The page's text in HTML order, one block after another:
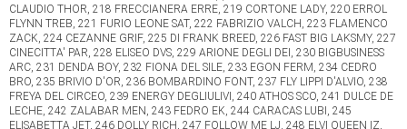
CLAUDIO THOR, 218 FRECCIANERA ERRE, 219 CORTONE LADY, 220 ERROL
FLYNN TREB, 221 FURIO LEONE SAT, 222 FABRIZIO VALCH, 223 FLAMENCO
ZACK, 224 CEZANNE GRIF, 225 DI FRANK BREED, 226 FAST BIG LAKSMY, 227
CINECITTA' PAR, 228 ELISEO DVS, 229 ARIONE DEGLI DEI, 230 BIGBUSINESS
ARC, 231 DENDA BOY, 232 FIONA DEL SILE, 233 EGON FERM, 234 CEDRO
BRO, 235 BRIVIO D'OR, 236 BOMBARDINO FONT, 237 FLY LIPPI D'ALVIO, 238
FREYA DEL CIRCEO, 239 ENERGY DEGLIULIVI, 240 ATHOS SCO, 241 DULCE DE
LECHE, 242 ZALABAR MEN, 243 FEDRO EK, 244 CARACAS LUBI, 245
ELISABETTA JET, 246 DOLLY RICH, 247 FOLLOW ME LJ, 248 ELVI QUEEN IZ,